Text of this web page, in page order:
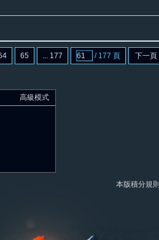
65 ... 177 / 177 頁 下一頁
高級模式
本版積分規則